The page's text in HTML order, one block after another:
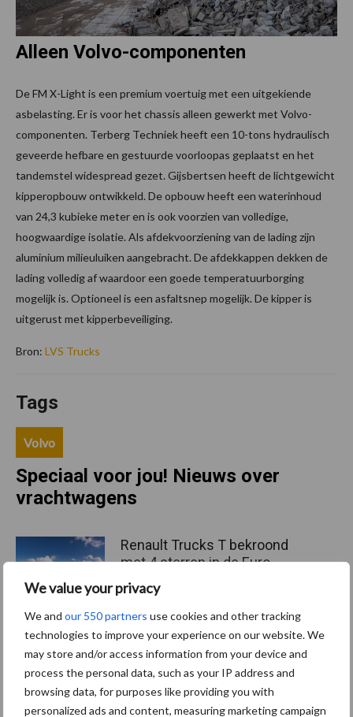
We value your privacy
We and our 550 partners use cookies and other tracking
technologies to improve your experience on our website. We
may store and/or access information from your device and
process the personal data, such as your IP address and
browsing data, for purposes like providing you with
personalized ads and content, measuring marketing campaign
Alleen Volvo-componenten
De FM X-Light is een premium voertuig met een uitgekiende
asbelasting. Er is voor het chassis alleen gewerkt met Volvo-
componenten. Terberg Techniek heeft een 10-tons hydraulisch
geveerde hefbare en gestuurde voorloopas geplaatst en het
tandemstel widespread gezet. Gijsbertsen heeft de lichtgewicht
kipperopbouw ontwikkeld. De opbouw heeft een waterinhoud
van 24,3 kubieke meter en is ook voorzien van volledige,
hoogwaardige isolatie. Als afdekvoorziening van de lading zijn
aluminium milieuluiken aangebracht. De afdekkappen dekken de
lading volledig af waardoor een goede temperatuurborging
mogelijk is. Optioneel is een asfaltsnep mogelijk. De kipper is
uitgerust met kipperbeveiliging.
Bron: LVS Trucks
Tags
Volvo
Speciaal voor jou! Nieuws over
vrachtwagens
Renault Trucks T bekroond
met 4 sterren in de Euro
NCAP safety rating
The power of safety bij DAF